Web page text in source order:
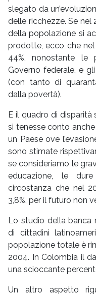
slegato da
delle ricchezze. Se nel
della popolazione si
prodotte, ecco che
44%, nonostante le
Governo federale, e
(con tanto di
dalla povertà).
E il quadro di disparità
si tenesse conto
un Paese ove
sono stimate
se consideriamo le
educazione, le
circostanza che nel
3,8%, per il futuro non
Lo studio della banca
di cittadini
popolazione totale è
2004. In Colombia il
una scioccante
Un altro aspetto